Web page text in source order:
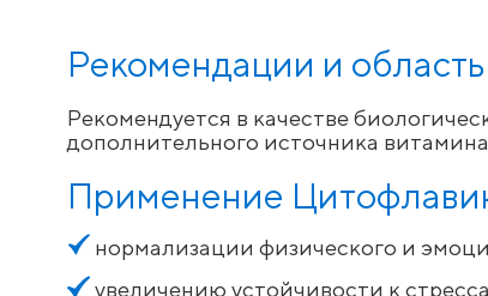
Рекомендации и
Рекомендуется в качестве
дополнительного источника
Применение
нормализации физического и
увеличению устойчивости к